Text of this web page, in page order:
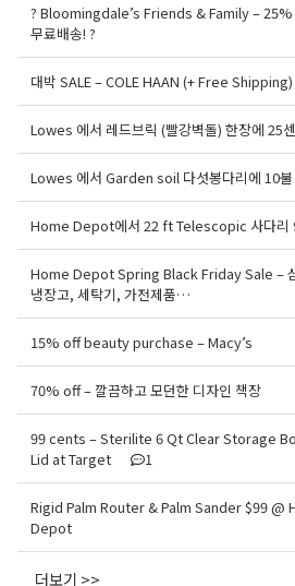
? Bloomingdale’s Friends & Family – 25%
무료배송! ?
대박 SALE – COLE HAAN (+ Free Shipping)
Lowes 에서 레드브릭 (빨강벽돌) 한장에 25
Lowes 에서 Garden soil 다섯봉다리에 10불
Home Depot에서 22 ft Telescopic 사다리
Home Depot Spring Black Friday Sale –
냉장고, 세탁기, 가전제품…
15% off beauty purchase – Macy’s
70% off – 깔끔하고 모던한 디자인 책장
99 cents – Sterilite 6 Qt Clear Storage
Lid at Target
1
Rigid Palm Router & Palm Sander $99 @
Depot
더보기 >>